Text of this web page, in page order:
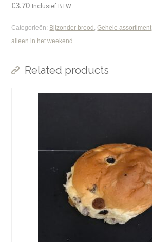
€3.70 Inclusief BTW
Categorieën: Bijzonder brood ,Gehele assortiment
alleen in het weekend
Related products